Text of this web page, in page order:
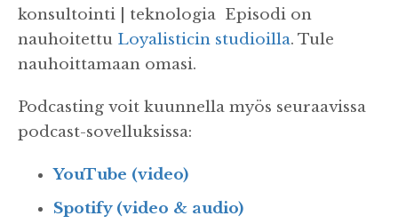
konsultointi | teknologia Episodi on
nauhoitettu Loyalisticin studioilla. Tule
nauhoittamaan omasi.
Podcasting voit kuunnella myös seuraavissa
podcast-sovelluksissa:
YouTube (video)
Spotify (video & audio)